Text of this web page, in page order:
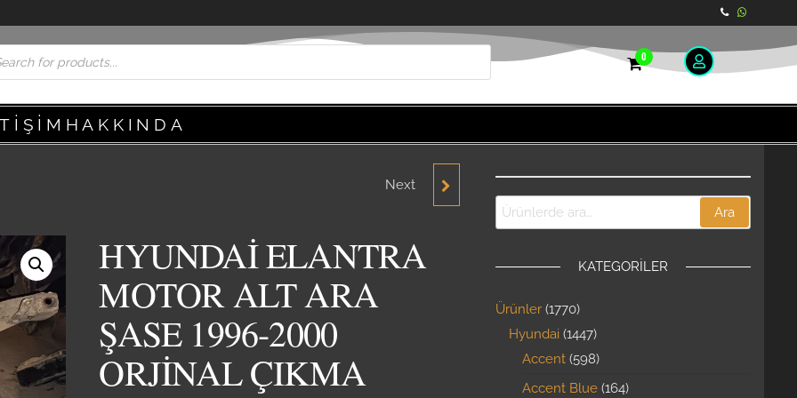
0
HAKKINDA
2019 SIFIR YENİ ORJİNAL
Next
HYUNDAİ ELANTRA
MOTOR ALT ARA
ŞASE 1996-2000
ORJİNAL ÇIKMA
Ara
KATEGORILER
Ürünler 1770
Hyundai 1447
Accent 598
Accent Blue 164